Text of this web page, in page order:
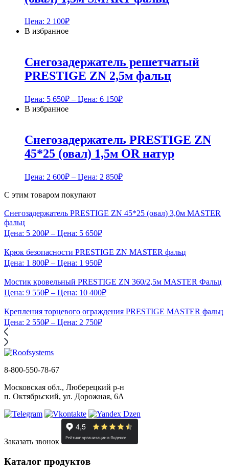
Цена: 2 100₽
В избранное
Снегозадержатель решетчатый
PRESTIGE ZN 2,5м фальц
Цена: 5 650₽ – Цена: 6 150₽
В избранное
Снегозадержатель PRESTIGE ZN
45*25 (овал) 1,5м OR натур
Цена: 2 600₽ – Цена: 2 850₽
С этим товаром покупают
Снегозадержатель PRESTIGE ZN 45*25 (овал) 3,0м MASTER
фальц
Цена: 5 200₽ – Цена: 5 650₽
Крюк безопасности PRESTIGE ZN MASTER фальц
Цена: 1 800₽ – Цена: 1 950₽
Мостик кровельный PRESTIGE ZN 360/2,5м MASTER Фальц
Цена: 9 550₽ – Цена: 10 400₽
Крепления торцевого ограждения PRESTIGE MASTER фальц
Цена: 2 550₽ – Цена: 2 750₽
8-800-550-78-67
Московская обл., Люберецкий р-н
п. Октябрьский, ул. Дорожная, 6А
Заказать звонок
Каталог продуктов